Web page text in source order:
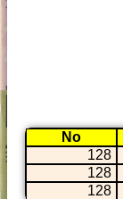
No
128
128
128